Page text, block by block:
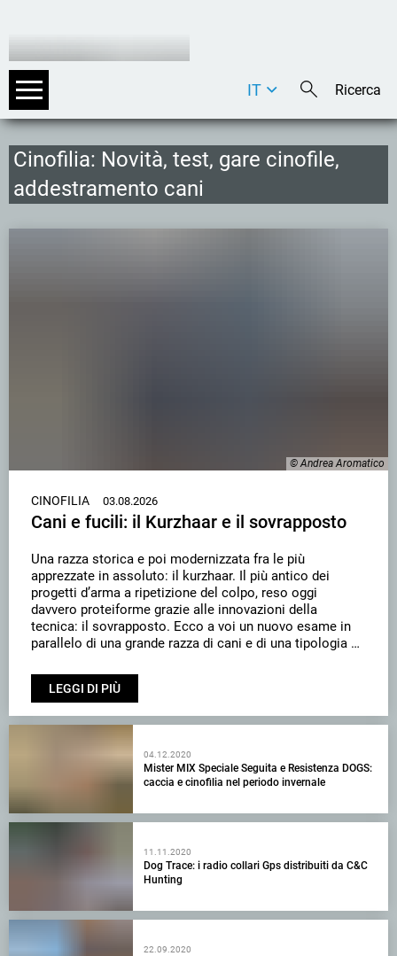
DE
IT
Cinofilia: Novità, test, gare cinofile,
addestramento cani
© Andrea Aromatico
CINOFILIA 03.08.2026
Cani e fucili: il Kurzhaar e il sovrapposto
Una razza storica e poi modernizzata fra le più
apprezzate in assoluto: il kurzhaar. Il più antico dei
progetti d’arma a ripetizione del colpo, reso oggi
davvero proteiforme grazie alle innovazioni della
tecnica: il sovrapposto. Ecco a voi un nuovo esame in
parallelo di una grande razza di cani e di una tipologia di
LEGGI DI PIÙ
04.12.2020
Mister MIX Speciale Seguita e Resistenza DOGS:
caccia e cinofilia nel periodo invernale
11.11.2020
Dog Trace: i radio collari Gps distribuiti da C&C
Hunting
22.09.2020